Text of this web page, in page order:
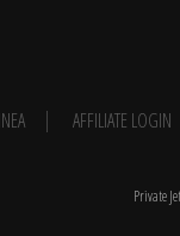
AFFILIATE LOGIN
Private